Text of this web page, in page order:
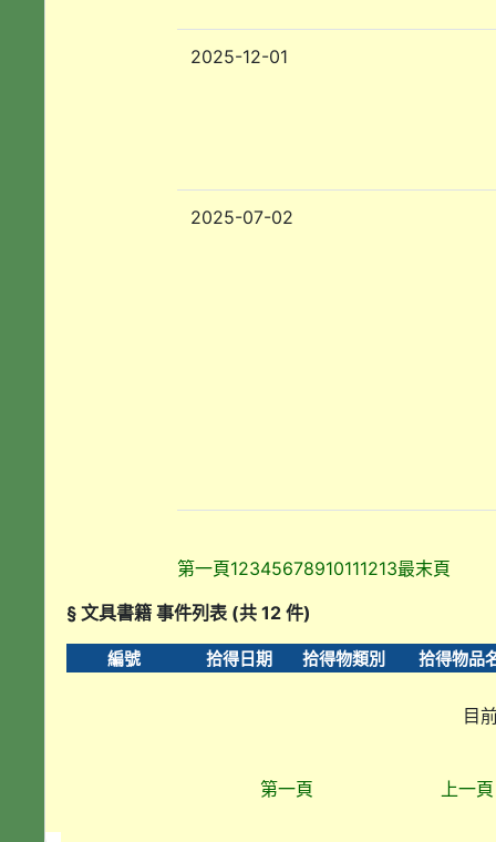
2025-12-01
2025-07-02
第一頁12345678910111213最末頁
§ 文具書籍 事件列表 (共 12 件)
編號 拾得日期 拾得物類別 拾得物品
目
第一頁 上一頁